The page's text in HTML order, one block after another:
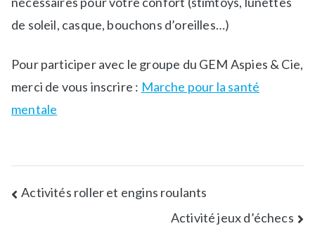
de soleil, casque, bouchons d’oreilles…)
Pour participer avec le groupe du GEM Aspies & Cie,
merci de vous inscrire : Marche pour la santé
mentale
Activités roller et engins roulants
Activité jeux d’échecs